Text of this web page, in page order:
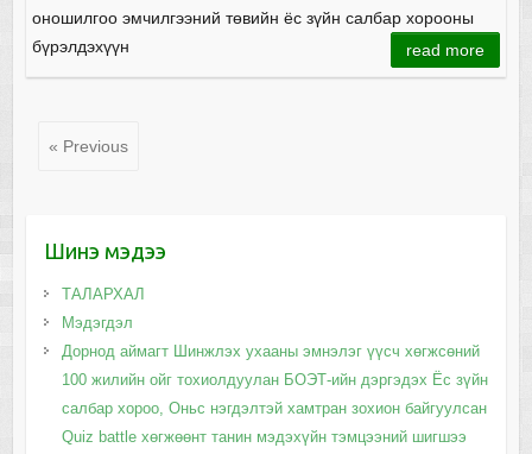
оношилгоо эмчилгээний төвийн ёс зүйн салбар хорооны
бүрэлдэхүүн
read more
« Previous
Шинэ мэдээ
ТАЛАРХАЛ
Мэдэгдэл
Дорнод аймагт Шинжлэх ухааны эмнэлэг үүсч хөгжсөний
100 жилийн ойг тохиолдуулан БОЭТ-ийн дэргэдэх Ёс зүйн
салбар хороо, Оньс нэгдэлтэй хамтран зохион байгуулсан
Quiz battle хөгжөөнт танин мэдэхүйн тэмцээний шигшээ